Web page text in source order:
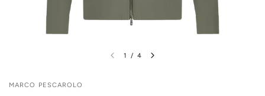
1 / 4
MARCO PESCAROLO